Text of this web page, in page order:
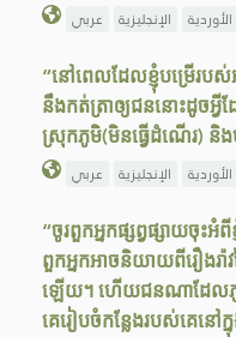
عربي الإنجليزية الأوردية
“នៅពេលដែលខ្ញុំបម្រើរប
នឹងកត់ត្រាឲ្យជននោះដូចអ្វី
ស្រុកភូមិ(មិនធ្វើដំណើរ) និ
عربي الإنجليزية الأوردية
“ចូរពួកអ្នកផ្សព្វផ្សាយ
ពួកអ្នកអាចនិយាយពីរឿងរ៉ាវ
ឡើយ។ ហើយជនណាដែលភូ
គេរៀបចំកន្លែងរបស់គេនៅ